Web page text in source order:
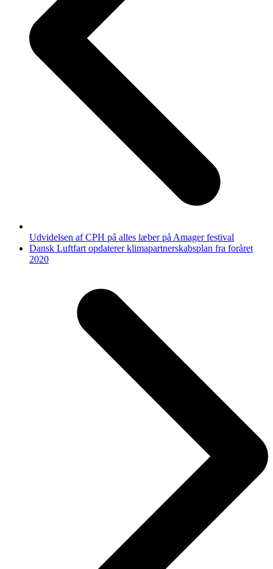
Udvidelsen af CPH på alles læber på Amager festival
next
post:
Dansk Luftfart opdaterer klimapartnerskabsplan fra foråret
2020